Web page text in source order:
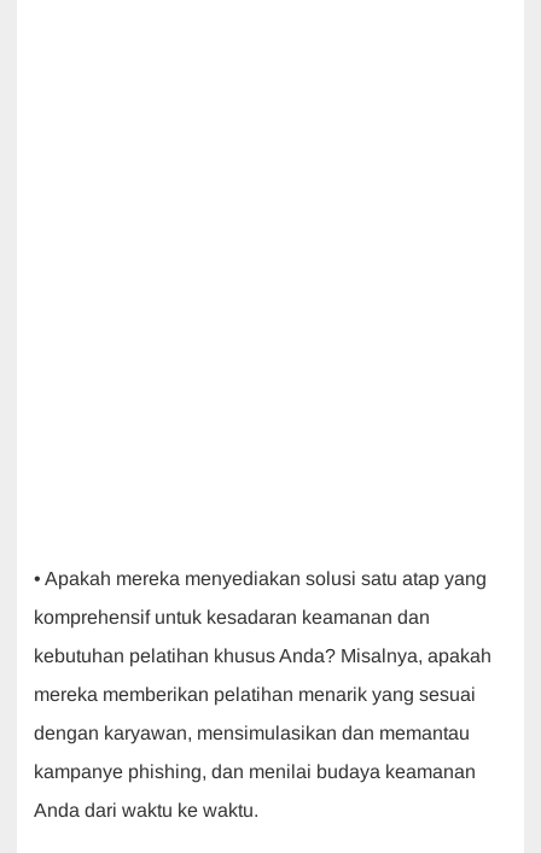
• Apakah mereka menyediakan solusi satu atap yang
komprehensif untuk kesadaran keamanan dan
kebutuhan pelatihan khusus Anda? Misalnya, apakah
mereka memberikan pelatihan menarik yang sesuai
dengan karyawan, mensimulasikan dan memantau
kampanye phishing, dan menilai budaya keamanan
Anda dari waktu ke waktu.